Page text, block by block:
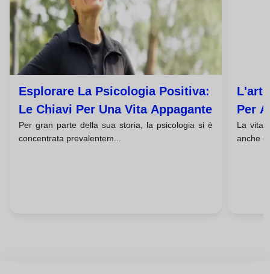
Esplorare La Psicologia Positiva:
Le Chiavi Per Una Vita Appagante
Per gran parte della sua storia, la psicologia si è
concentrata prevalentem...
Per
La vita
anche